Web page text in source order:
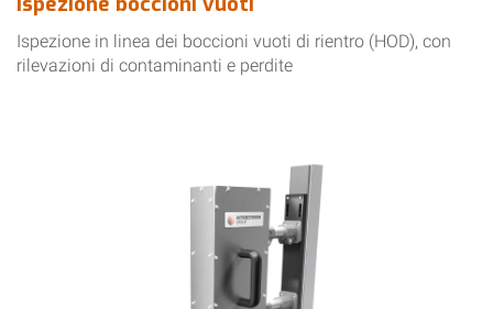
Ispezione in linea dei boccioni vuoti di rientro (HOD), con
rilevazioni di contaminanti e perdite